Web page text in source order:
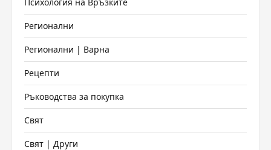
Регионални
Регионални | Варна
Рецепти
Ръководства за покупка
Свят
Свят | Други